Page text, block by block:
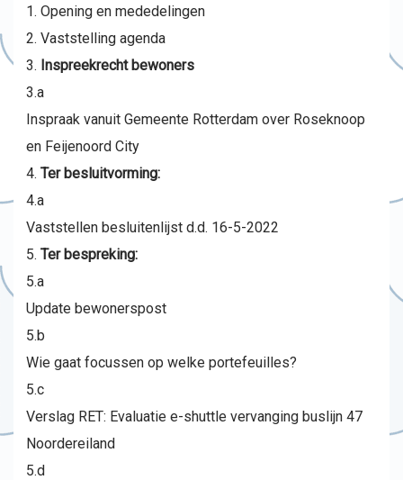
Opening en mededelingen
Vaststelling agenda
Inspreekrecht bewoners
3.a
Inspraak vanuit Gemeente Rotterdam over Roseknoop
en Feijenoord City
Ter besluitvorming:
4.a
Vaststellen besluitenlijst d.d. 16-5-2022
Ter bespreking:
5.a
Update bewonerspost
5.b
Wie gaat focussen op welke portefeuilles?
5.c
Verslag RET: Evaluatie e-shuttle vervanging buslijn 47
Noordereiland
5.d